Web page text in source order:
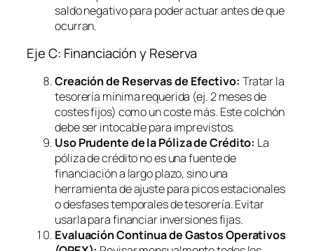
saldo negativo para poder actuar antes de que
ocurran.
Eje C: Financiación y Reserva
Creación de Reservas de Efectivo: Tratar la
tesorería mínima requerida (ej. 2 meses de
costes fijos) como un coste más. Este colchón
debe ser intocable para imprevistos.
Uso Prudente de la Póliza de Crédito: La
póliza de crédito no es una fuente de
financiación a largo plazo, sino una
herramienta de ajuste para picos estacionales
o desfases temporales de tesorería. Evitar
usarla para financiar inversiones fijas.
Evaluación Continua de Gastos Operativos